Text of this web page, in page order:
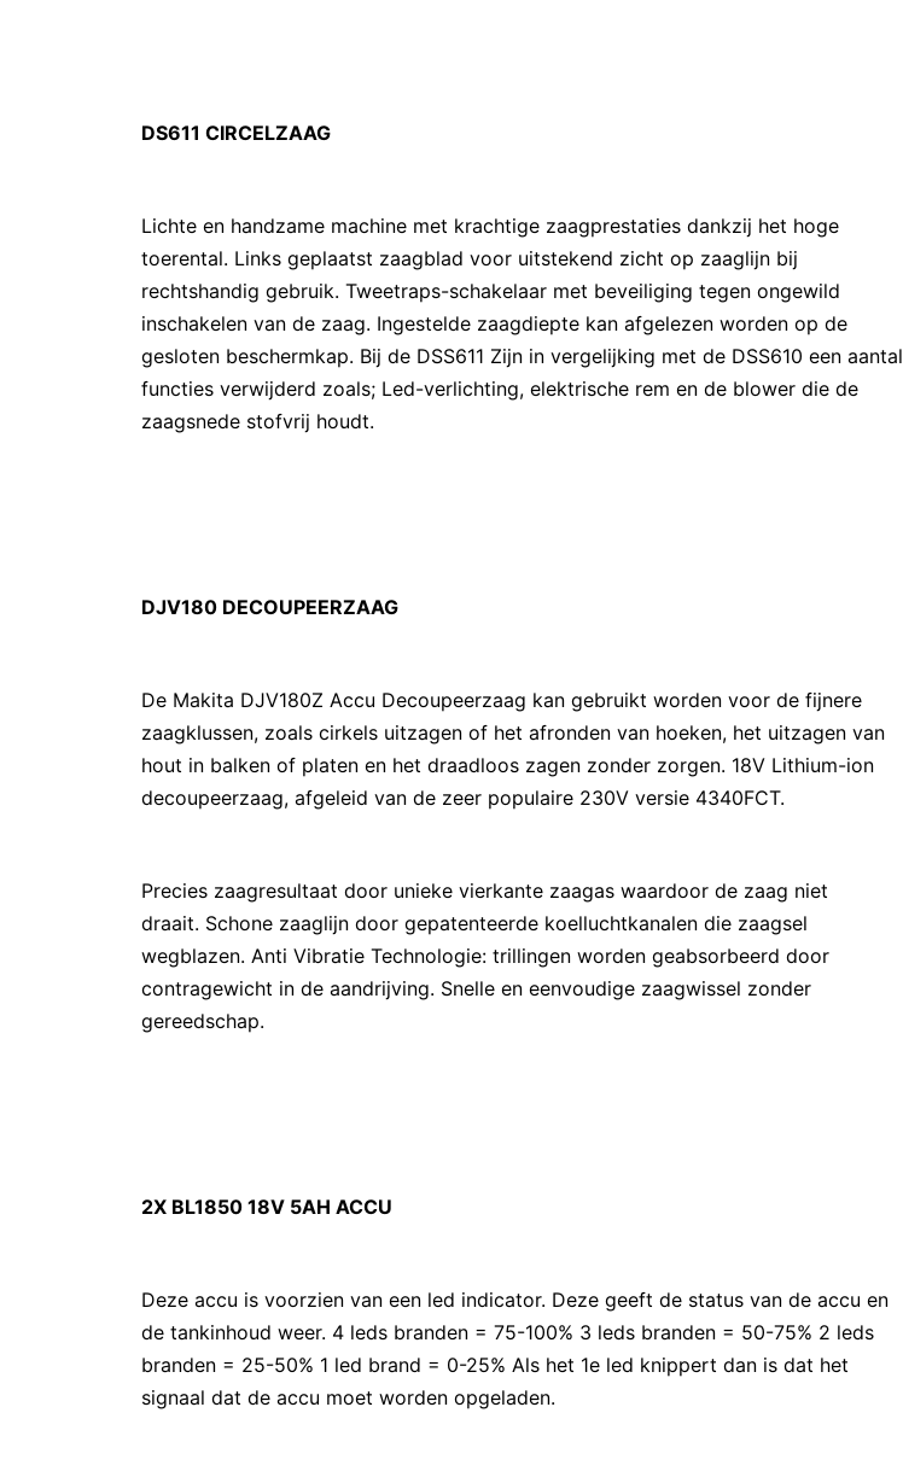
DS611 CIRCELZAAG
Lichte en handzame machine met krachtige zaagprestaties dankzij het hoge
toerental. Links geplaatst zaagblad voor uitstekend zicht op zaaglijn bij
rechtshandig gebruik. Tweetraps-schakelaar met beveiliging tegen ongewild
inschakelen van de zaag. Ingestelde zaagdiepte kan afgelezen worden op de
gesloten beschermkap. Bij de DSS611 Zijn in vergelijking met de DSS610 een aantal
functies verwijderd zoals; Led-verlichting, elektrische rem en de blower die de
zaagsnede stofvrij houdt.
DJV180 DECOUPEERZAAG
De Makita DJV180Z Accu Decoupeerzaag kan gebruikt worden voor de fijnere
zaagklussen, zoals cirkels uitzagen of het afronden van hoeken, het uitzagen van
hout in balken of platen en het draadloos zagen zonder zorgen. 18V Lithium-ion
decoupeerzaag, afgeleid van de zeer populaire 230V versie 4340FCT.
Precies zaagresultaat door unieke vierkante zaagas waardoor de zaag niet
draait. Schone zaaglijn door gepatenteerde koelluchtkanalen die zaagsel
wegblazen. Anti Vibratie Technologie: trillingen worden geabsorbeerd door
contragewicht in de aandrijving. Snelle en eenvoudige zaagwissel zonder
gereedschap.
2X BL1850 18V 5AH ACCU
Deze accu is voorzien van een led indicator. Deze geeft de status van de accu en
de tankinhoud weer. 4 leds branden = 75-100% 3 leds branden = 50-75% 2 leds
branden = 25-50% 1 led brand = 0-25% Als het 1e led knippert dan is dat het
signaal dat de accu moet worden opgeladen.